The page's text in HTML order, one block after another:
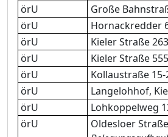
örU
Große
örU
Hornackredder
örU
Kieler Straße 263
örU
Kieler Straße 555
örU
Kollaustraße 15-
örU
Langelohhof,
örU
Lohkoppelweg
örU
Oldesloer